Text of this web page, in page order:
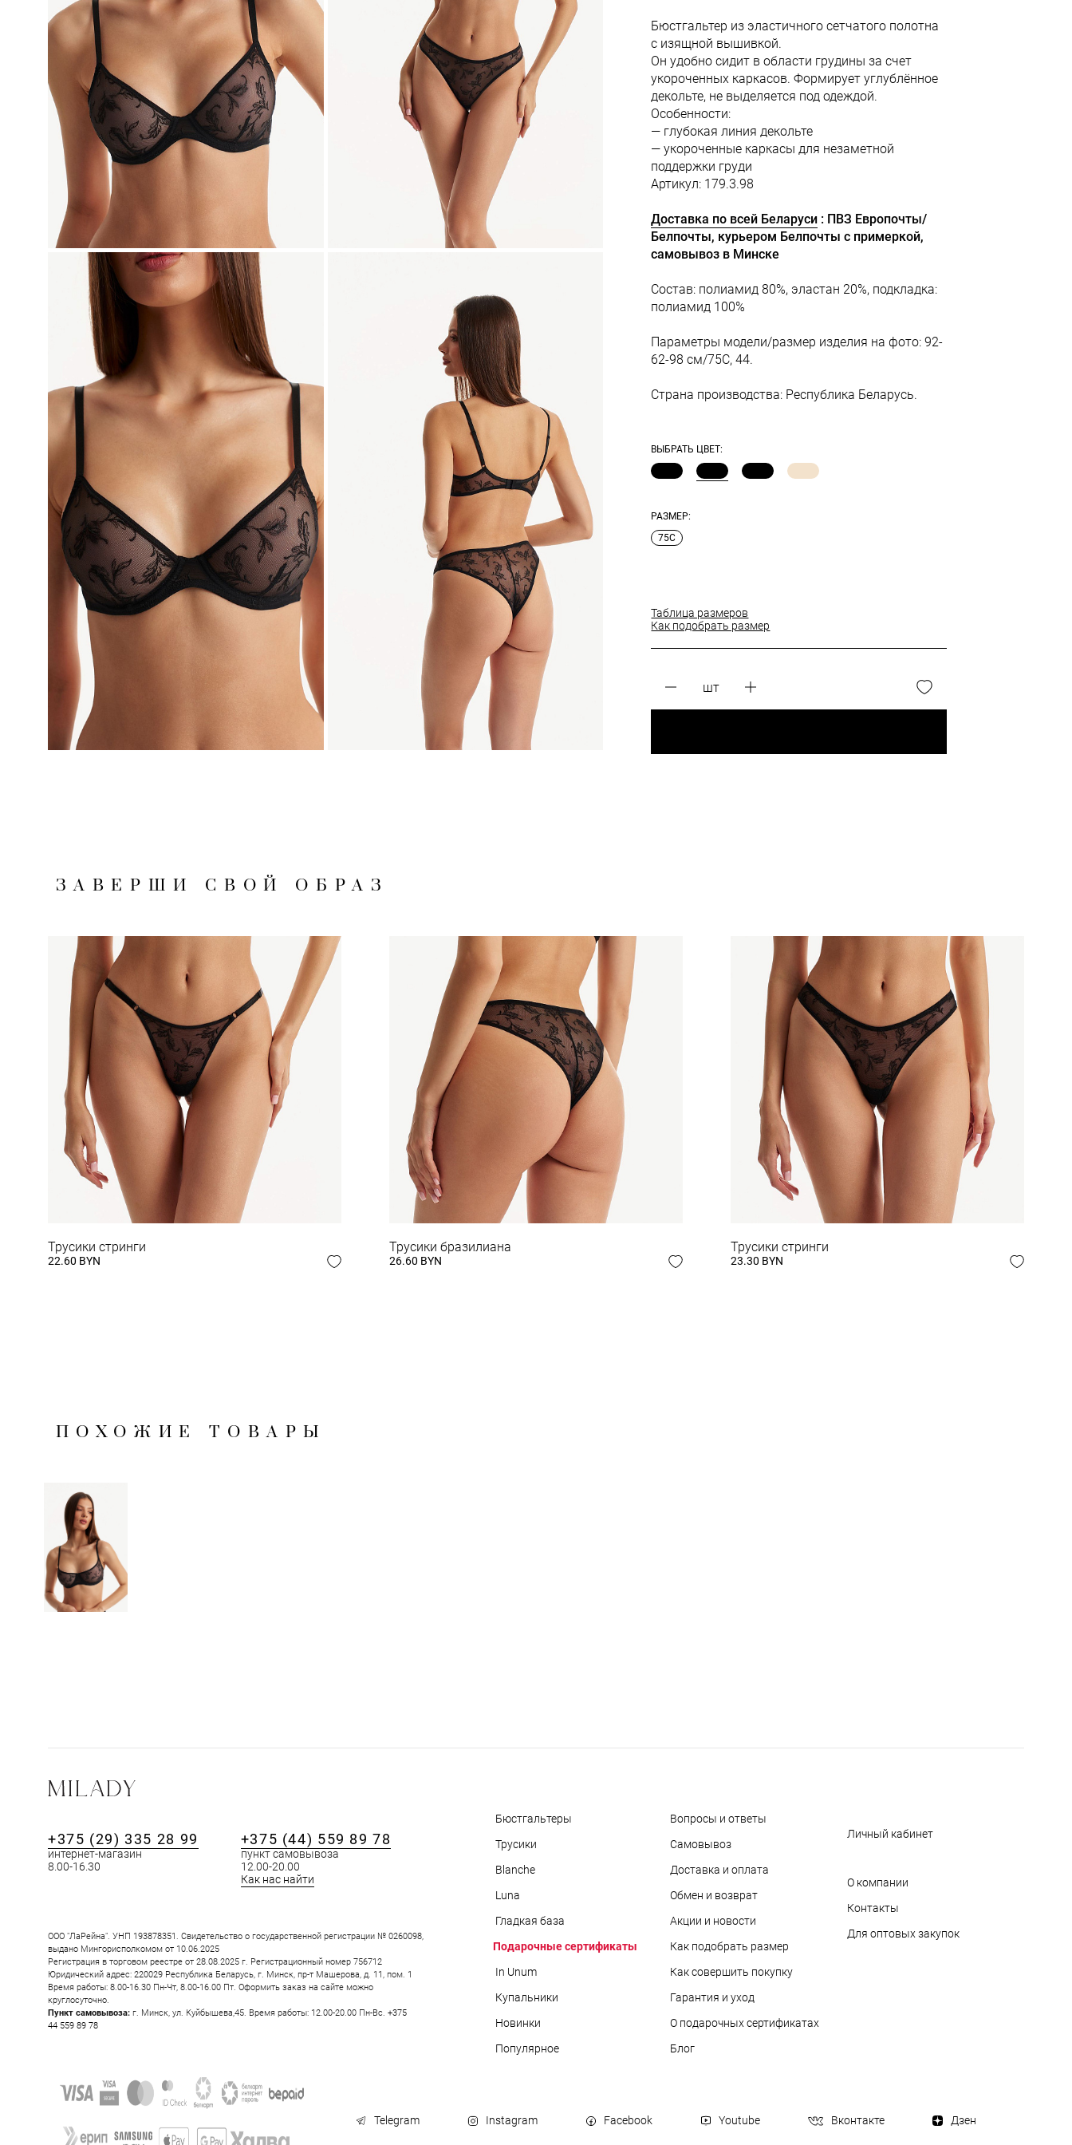
Бюстгальтер из эластичного сетчатого полотна
с изящной вышивкой.
Он удобно сидит в области грудины за счет
укороченных каркасов. Формирует углублённое
декольте, не выделяется под одеждой.
Особенности:
— глубокая линия декольте
— укороченные каркасы для незаметной
поддержки груди
Артикул: 179.3.98
Доставка по всей Беларуси : ПВЗ Европочты/
Белпочты, курьером Белпочты с примеркой,
самовывоз в Минске
Состав: полиамид 80%, эластан 20%, подкладка:
полиамид 100%
Параметры модели/размер изделия на фото: 92-
62-98 см/75С, 44.
Страна производства: Республика Беларусь.
ВЫБРАТЬ ЦВЕТ:
РАЗМЕР:
75C
Таблица размеров
Как подобрать размер
шт
ЗАВЕРШИ СВОЙ ОБРАЗ
Трусики стринги
22.60 BYN
Трусики бразилиана
26.60 BYN
Трусики стринги
23.30 BYN
ПОХОЖИЕ ТОВАРЫ
+375 (29) 335 28 99
интернет-магазин
8.00-16.30
+375 (44) 559 89 78
пункт самовывоза
12.00-20.00
Как нас найти
ООО "ЛаРейна". УНП 193878351. Свидетельство о государственной регистрации № 0260098,
выдано Мингорисполкомом от 10.06.2025
Регистрация в торговом реестре от 28.08.2025 г. Регистрационный номер 756712
Юридический адрес: 220029 Республика Беларусь, г. Минск, пр-т Машерова, д. 11, пом. 1
Время работы: 8.00-16.30 Пн-Чт, 8.00-16.00 Пт. Оформить заказ на сайте можно
круглосуточно.
Пункт самовывоза: г. Минск, ул. Куйбышева,45. Время работы: 12.00-20.00 Пн-Вс. +375
44 559 89 78
Бюстгальтеры
Трусики
Blanche
Luna
Гладкая база
Подарочные сертификаты
In Unum
Купальники
Новинки
Популярное
Вопросы и ответы
Самовывоз
Доставка и оплата
Обмен и возврат
Акции и новости
Как подобрать размер
Как совершить покупку
Гарантия и уход
О подарочных сертификатах
Блог
Личный кабинет
О компании
Контакты
Для оптовых закупок
Telegram Instagram Facebook Youtube Вконтакте Дзен